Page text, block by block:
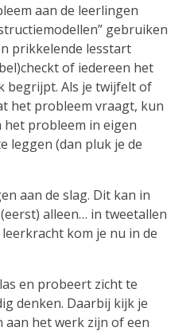
aan de leerlingen
gebruiken
prikkelende lesstart
of iedereen het
begrijpt. Als je twijfelt of
het probleem vraagt, kun
probleem in eigen
leggen (dan pluk je de
aan de slag. Dit kan in
alleen… in tweetallen
kom je nu in de
en probeert zicht te
denken. Daarbij kijk je
het werk zijn of een